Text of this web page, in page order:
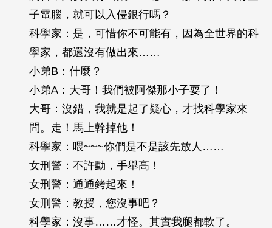
子電腦，就可以入侵銀行嗎？
科學家：是，可惜你不可能有，因為全世界的科
學家，都還沒有做出來……
小弟B：什麼？
小弟A：大哥！我們被阿傑那小子耍了！
大哥：沒錯，我就是起了疑心，才找科學家來
問。走！馬上幹掉他！
科學家：喂~~~你們是不是該先放人……
女刑警：不許動，手舉高！
女刑警：通通銬起來！
女刑警：教授，您沒事吧？
科學家：沒事……才怪。其實我腿都軟了。